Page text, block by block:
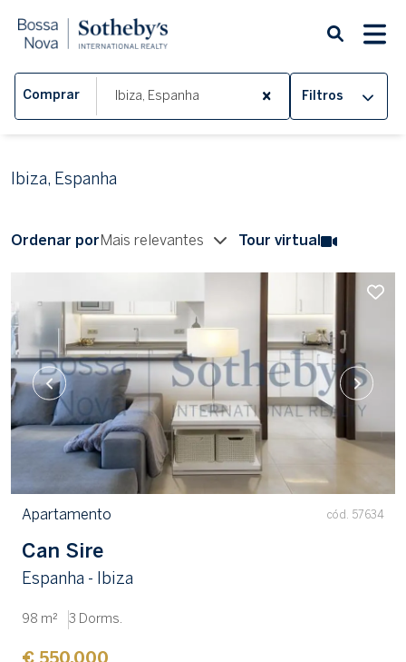
Comprar Filtros
Ibiza, Espanha
Ordenar por Mais relevantes Tour virtual
Apartamento cód. 57634
Can Sire
Espanha - Ibiza
98 m² 3 Dorms.